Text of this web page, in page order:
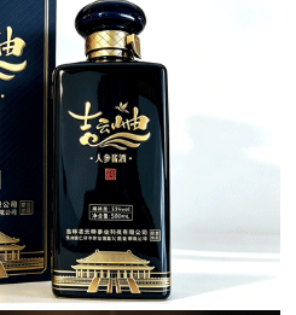
参酒包装设计
包装设计